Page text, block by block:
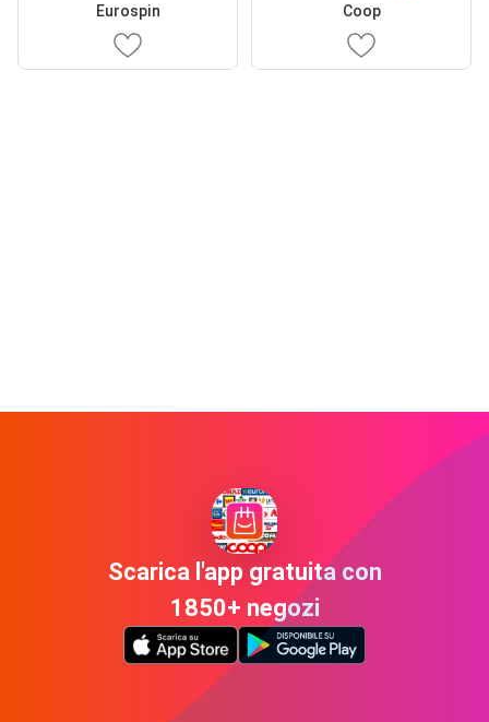
Eurospin Coop
Scarica l'app gratuita con
1850+ negozi